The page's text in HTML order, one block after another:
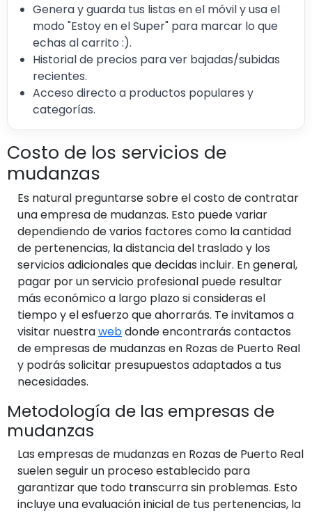
Genera y guarda tus listas en el móvil y usa el
modo "Estoy en el Super" para marcar lo que
echas al carrito :).
Historial de precios para ver bajadas/subidas
recientes.
Acceso directo a productos populares y
categorías.
Costo de los servicios de
mudanzas
Es natural preguntarse sobre el costo de contratar
una empresa de mudanzas. Esto puede variar
dependiendo de varios factores como la cantidad
de pertenencias, la distancia del traslado y los
servicios adicionales que decidas incluir. En general,
pagar por un servicio profesional puede resultar
más económico a largo plazo si consideras el
tiempo y el esfuerzo que ahorrarás. Te invitamos a
visitar nuestrawebdonde encontrarás contactos
de empresas de mudanzas en Rozas de Puerto Real
y podrás solicitar presupuestos adaptados a tus
necesidades.
Metodología de las empresas de
mudanzas
Las empresas de mudanzas en Rozas de Puerto Real
suelen seguir un proceso establecido para
garantizar que todo transcurra sin problemas. Esto
incluye una evaluación inicial de tus pertenencias, la